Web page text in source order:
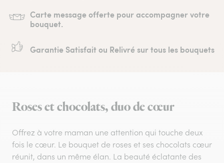
Carte message offerte pour accompagner votre
bouquet.
Garantie Satisfait ou Relivré sur tous les bouquets
Roses et chocolats, duo de cœur
Offrez à votre maman une attention qui touche deux
fois le cœur. Le bouquet de roses et ses chocolats cœur
réunit, dans un même élan. La beauté éclatante des